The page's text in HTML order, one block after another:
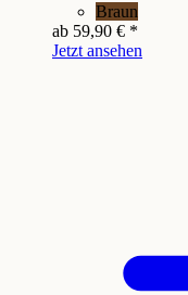
Braun
ab 59,90 € *
Jetzt ansehen